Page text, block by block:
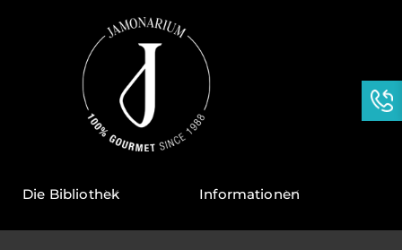
Die Bibliothek Informationen